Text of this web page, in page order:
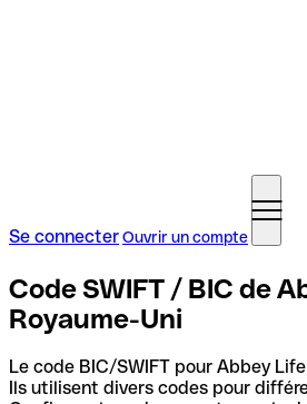
Se connecterOuvrir un compte
Code SWIFT / BIC de
Royaume-Uni
Le code BIC/SWIFT pour Abbey
Ils utilisent divers codes pour